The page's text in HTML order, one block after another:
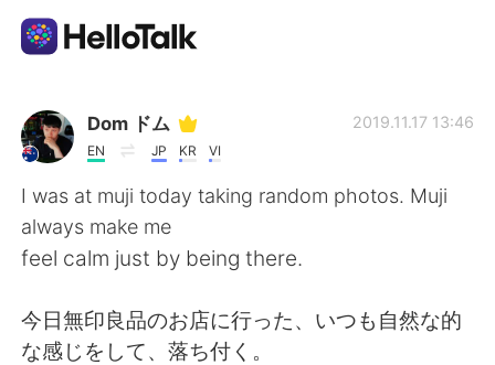
語学交換アプリ
AI Grammar Checker
日本語
English 简体中文
Dom ドム
EN JP KR VI
2019.11.17 13:46
I was at muji today taking random photos. Muji
always make me
feel calm just by being there.
今日無印良品のお店に行った、いつも自然な的
な感じをして、落ち付く。